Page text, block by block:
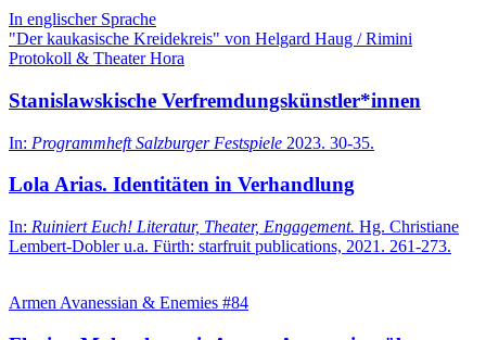
In englischer Sprache
"Der kaukasische Kreidekreis" von Helgard Haug / Rimini
Protokoll & Theater Hora
Stanislawskische Verfremdungskünstler*innen
In: Programmheft Salzburger Festspiele 2023. 30-35.
Lola Arias. Identitäten in Verhandlung
In: Ruiniert Euch! Literatur, Theater, Engagement. Hg. Christiane
Lembert-Dobler u.a. Fürth: starfruit publications, 2021. 261-273.
Armen Avanessian & Enemies #84